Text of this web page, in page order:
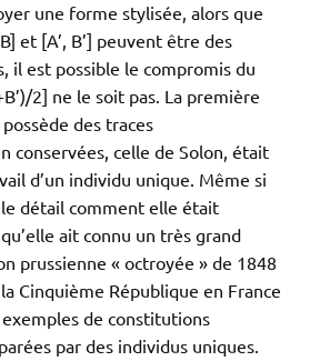
une forme stylisée, alors que
et [A’, B’] peuvent être des
il est possible le compromis du
2] ne le soit pas. La première
des traces
conservées, celle de Solon, était
d’un individu unique. Même si
le détail comment elle était
ait connu un très grand
prussienne « octroyée » de 1848
Cinquième République en France
de constitutions
par des individus uniques.